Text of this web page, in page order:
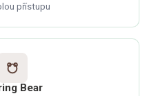
přístupu
Bear